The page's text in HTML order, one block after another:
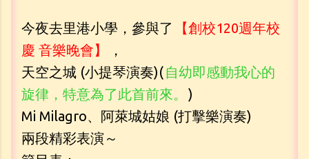
今夜去里港小學，參與了
【創校120週年校
慶 音樂晚會】
，
天空之城 (小提琴演奏)(自幼即感動我心的
旋律，特意為了此首前來。 )
Mi Milagro、阿萊城姑娘 (打擊樂演奏)
兩段精彩表演～